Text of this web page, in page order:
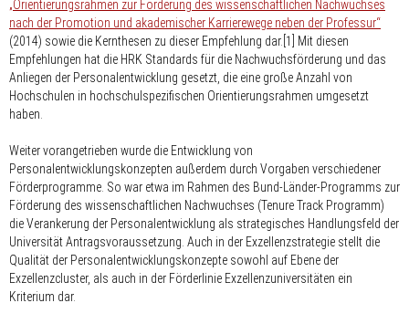
„Orientierungsrahmen zur Förderung des wissenschaftlichen Nachwuchses
nach der Promotion und akademischer Karrierewege neben der Professur“
(2014) sowie die Kernthesen zu dieser Empfehlung dar.[1] Mit diesen
Empfehlungen hat die HRK Standards für die Nachwuchsförderung und das
Anliegen der Personalentwicklung gesetzt, die eine große Anzahl von
Hochschulen in hochschulspezifischen Orientierungsrahmen umgesetzt
haben.
Weiter vorangetrieben wurde die Entwicklung von
Personalentwicklungskonzepten außerdem durch Vorgaben verschiedener
Förderprogramme. So war etwa im Rahmen des Bund-Länder-Programms zur
Förderung des wissenschaftlichen Nachwuchses (Tenure Track Programm)
die Verankerung der Personalentwicklung als strategisches Handlungsfeld der
Universität Antragsvoraussetzung. Auch in der Exzellenzstrategie stellt die
Qualität der Personalentwicklungskonzepte sowohl auf Ebene der
Exzellenzcluster, als auch in der Förderlinie Exzellenzuniversitäten ein
Kriterium dar.